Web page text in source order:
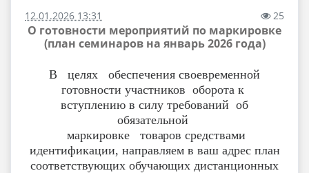
12.01.2026 13:31 25
О готовности мероприятий по маркировке
(план семинаров на январь 2026 года)
В целях обеспечения своевременной
готовности участниковоборотак
вступлению в силу требований об
обязательной
маркировке товаров средствами
идентификации, направляем в ваш адрес план
соответствующих обучающих дистанционных